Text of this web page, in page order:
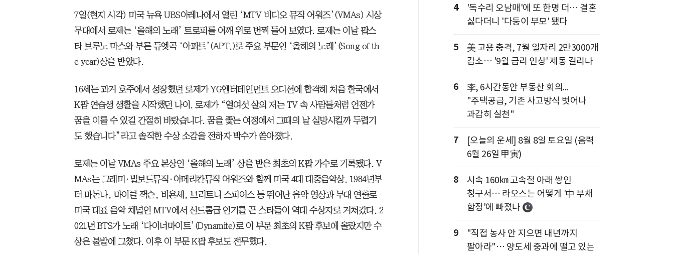
7일(현지 시각) 미국 뉴욕 UBS아레나에서 열린 ‘MTV 비디오 뮤직 어워즈’(VMAs) 시상
무대에서 로제는 ‘올해의 노래’ 트로피를 어깨 위로 번쩍 들어 보였다. 로제는 이날 팝스
타 브루노 마스와 부른 듀엣곡 ‘아파트’(APT.)로 주요 부문인 ‘올해의 노래’(Song of th
e year)상을 받았다.
16세는 과거 호주에서 성장했던 로제가 YG엔터테인먼트 오디션에 합격해 처음 한국에서
K팝 연습생 생활을 시작했던 나이. 로제가 “열여섯 살의 저는 TV 속 사람들처럼 언젠가
꿈을 이룰 수 있길 간절히 바랐습니다. 꿈을 좇는 여정에서 그때의 날 실망시킬까 두렵기
도 했습니다”라고 솔직한 수상 소감을 전하자 박수가 쏟아졌다.
로제는 이날 VMAs 주요 본상인 ‘올해의 노래’ 상을 받은 최초의 K팝 가수로 기록됐다. V
MAs는 그래미·빌보드뮤직·아메리칸뮤직 어워즈와 함께 미국 4대 대중음악상. 1984년부
터 마돈나, 마이클 잭슨, 비욘세, 브리트니 스피어스 등 뛰어난 음악 영상과 무대 연출로
미국 대표 음악 채널인 MTV에서 신드롬급 인기를 끈 스타들이 역대 수상자로 거쳐갔다. 2
021년 BTS가 노래 ‘다이너마이트’(Dynamite)로 이 부문 최초의 K팝 후보에 올랐지만 수
상은 불발에 그쳤다. 이후 이 부문 K팝 후보도 전무했다.
4
'독수리 오남매'에 또 한명 더… 결혼
싫다더니 '다둥이 부모' 됐다
5
美 고용 충격, 7월 일자리 2만3000개
감소… '9월 금리 인상' 제동 걸리나
6
李, 6시간동안 부동산 회의...
"주택공급, 기존 사고방식 벗어나
과감히 실천"
7
[오늘의 운세] 8월 8일 토요일 (음력
6월 26일 甲寅)
8
시속 160㎞ 고속철 아래 쌓인
청구서… 라오스는 어떻게 '中 부채
함정'에 빠졌나
9
"직접 농사 안 지으면 내년까지
팔아라"… 양도세 중과에 떨고 있는